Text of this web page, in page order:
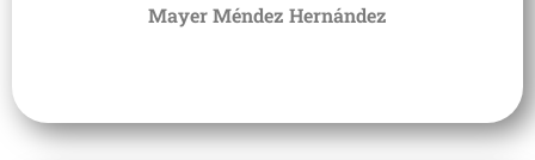
Mayer Méndez Hernández